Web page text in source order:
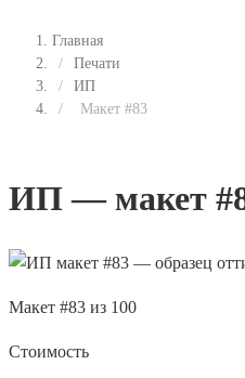
Главная
/
Печати
/
ИП
/
Макет #83
ИП — макет
Макет #83 из 100
Стоимость